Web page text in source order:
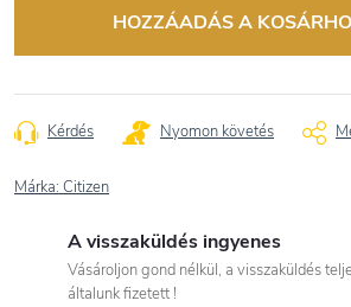
HOZZÁADÁS A
Kérdés Nyomon követés
Márka: Citizen
A visszaküldés ingyenes
Vásároljon gond nélkül, a visszaküldés
általunk fizetett !